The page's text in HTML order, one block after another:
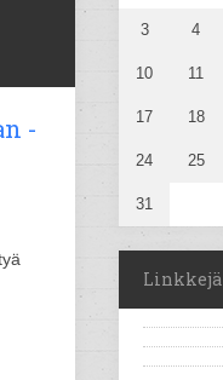
-
3 4
10 11
17 18
24 25
31
Linkkejä